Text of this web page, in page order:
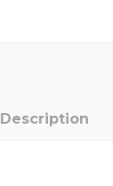
Description